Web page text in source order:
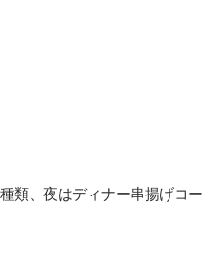
類、夜はディナー串揚げコー